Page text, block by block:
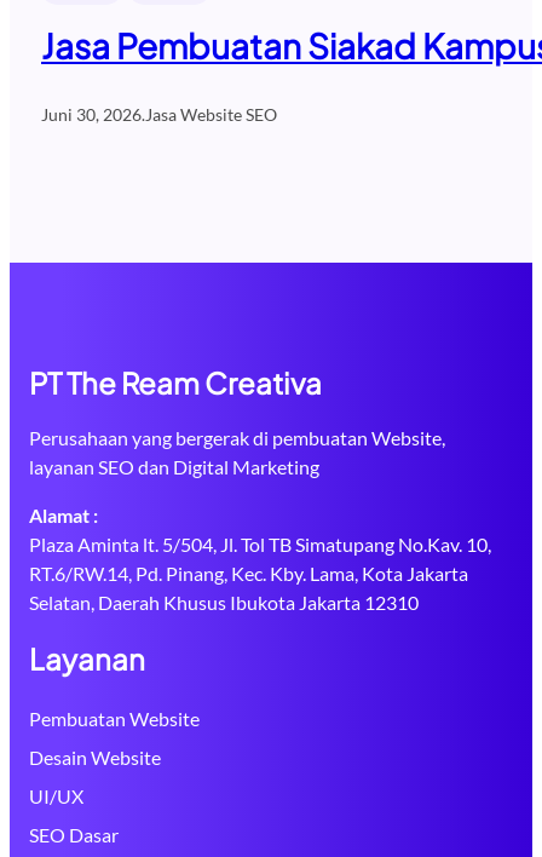
Jasa Pembuatan Siakad
Juni 30, 2026.Jasa Website SEO
PT The Ream Creativa
Perusahaan yang bergerak di pembuatan Website,
layanan SEO dan Digital Marketing
Alamat :
Plaza Aminta lt. 5/504, Jl. Tol TB Simatupang No.Kav. 10,
RT.6/RW.14, Pd. Pinang, Kec. Kby. Lama, Kota Jakarta
Selatan, Daerah Khusus Ibukota Jakarta 12310
Layanan
Pembuatan Website
Desain Website
UI/UX
SEO Dasar